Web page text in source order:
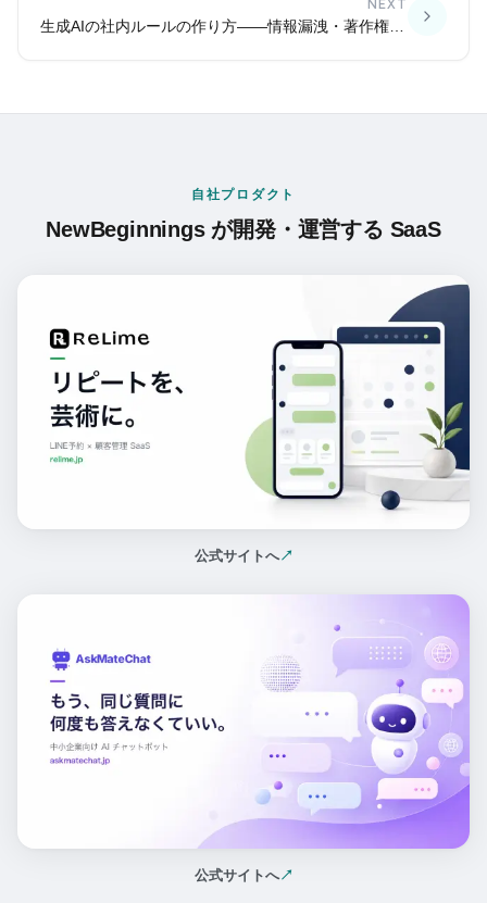
NEXT
生成AIの社内ルールの作り方——情報漏洩・著作権で失敗しないために
自社プロダクト
NewBeginnings が開発・運営する SaaS
公式サイトへ↗
（新しいタブで開く）
公式サイトへ↗
（新しいタブで開く）